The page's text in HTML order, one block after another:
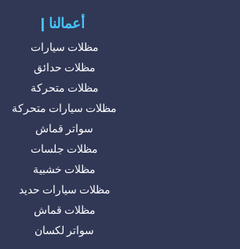
مظلات سيارات
مظلات حدائق
مظلات متحركة
مظلات سيارات متحركة
سواتر قماش
مظلات جلسات
مظلات خشبية
مظلات سيارات حديد
مظلات قماش
سواتر لكسان